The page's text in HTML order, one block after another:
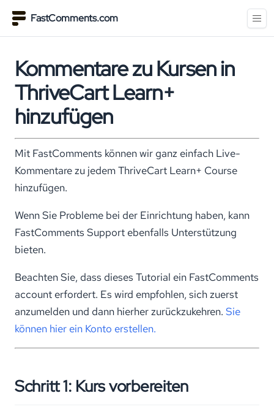
FastComments.com
Kommentare zu Kursen in
ThriveCart Learn+
hinzufügen
Mit FastComments können wir ganz einfach Live-
Kommentare zu jedem ThriveCart Learn+ Course
hinzufügen.
Wenn Sie Probleme bei der Einrichtung haben, kann
FastComments Support ebenfalls Unterstützung
bieten.
Beachten Sie, dass dieses Tutorial ein FastComments
account erfordert. Es wird empfohlen, sich zuerst
anzumelden und dann hierher zurückzukehren. Sie
können hier ein Konto erstellen.
Schritt 1: Kurs vorbereiten